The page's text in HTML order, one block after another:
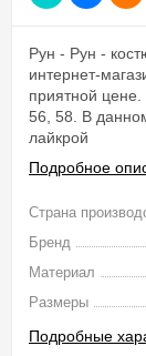
Рун - Рун -
интернет-
приятной
56, 58. В
лайкрой
Подробное
Страна
Бренд
Материал
Размеры
Подробные